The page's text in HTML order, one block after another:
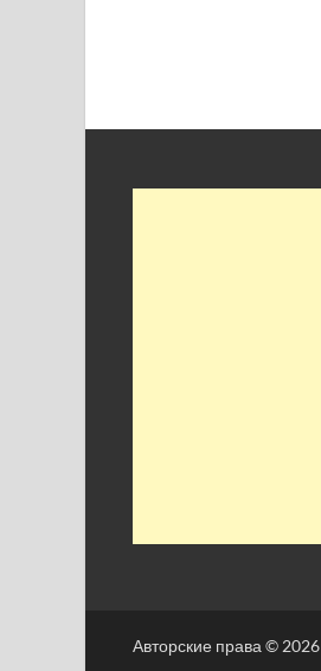
Авторские права © 2026